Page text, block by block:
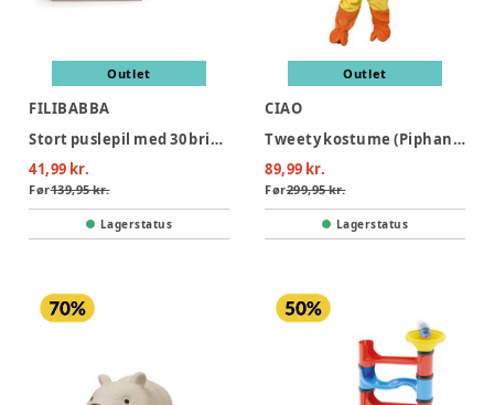
Outlet
FILIBABBA
Stort puslepil med 30 brikker - Bondegården
41,99 kr.
Før139,95 kr.
Lagerstatus
Outlet
CIAO
Tweety kostume (Piphans) - GUL
89,99 kr.
Før299,95 kr.
Lagerstatus